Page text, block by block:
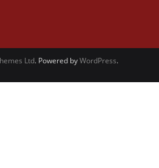
Ltd. Powered byWordPress.